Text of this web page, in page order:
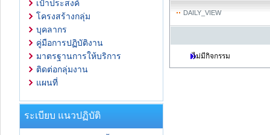
เป้าประสงค์
โครงสร้างกลุ่ม
บุคลากร
คู่มือการปฏิบัติงาน
มาตรฐานการให้บริการ
ติดต่อกลุ่มงาน
แผนที่
ระเบียบ แนวปฏิบัติ
DAILY_VIEW
ไม่มีกิจกรรม